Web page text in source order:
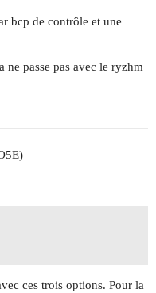
bcp de contrôle et une
passe pas avec le ryzhm
ces trois options. Pour la